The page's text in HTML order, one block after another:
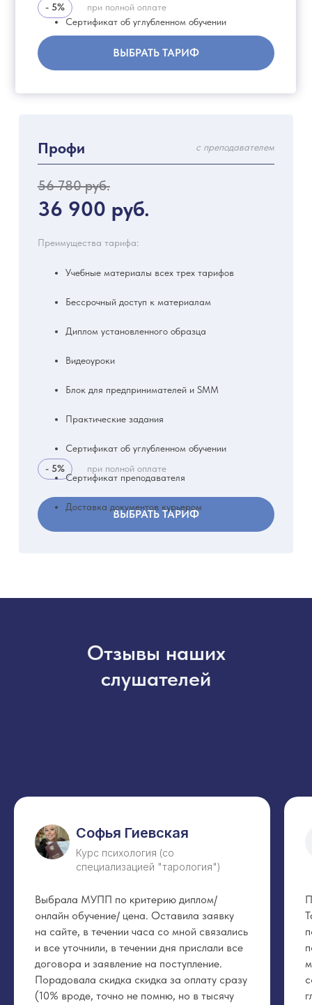
с преподавателем
ВЫБРАТЬ ТАРИФ
36 900 руб.
ВЫБРАТЬ ТАРИФ
при полной оплате
- 5%
- 5% при полной оплате
Преимущества тарифа:
56 780 руб.
Сертификат об углубленном обучении
Учебные материалы всех трех тарифов
Бессрочный доступ к материалам
Диплом установленного образца
Видеоуроки
Блок для предпринимателей и SMM
Практические задания
Сертификат об углубленном обучении
Сертификат преподавателя
Доставка документов курьером
Профи
Отзывы наших
слушателей
Софья Гиевская
Курс психология (со
специализацией "тарология")
Выбрала МУПП по критерию диплом/
онлайн обучение/ цена. Оставила заявку
на сайте, в течении часа со мной связались
и все уточнили, в течении дня прислали все
договора и заявление на поступление.
Порадовала скидка скидка за оплату сразу
(10% вроде, точно не помню, но в тысячу